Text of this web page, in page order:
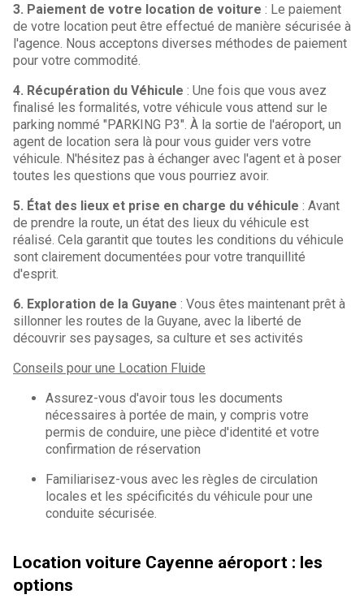
3. Paiement de votre location de voiture : Le paiement
de votre location peut être effectué de manière sécurisée à
l'agence. Nous acceptons diverses méthodes de paiement
pour votre commodité.
4. Récupération du Véhicule : Une fois que vous avez
finalisé les formalités, votre véhicule vous attend sur le
parking nommé "PARKING P3". À la sortie de l'aéroport, un
agent de location sera là pour vous guider vers votre
véhicule. N'hésitez pas à échanger avec l'agent et à poser
toutes les questions que vous pourriez avoir.
5. État des lieux et prise en charge du véhicule : Avant
de prendre la route, un état des lieux du véhicule est
réalisé. Cela garantit que toutes les conditions du véhicule
sont clairement documentées pour votre tranquillité
d'esprit.
6. Exploration de la Guyane : Vous êtes maintenant prêt à
sillonner les routes de la Guyane, avec la liberté de
découvrir ses paysages, sa culture et ses activités
Conseils pour une Location Fluide
Assurez-vous d'avoir tous les documents
nécessaires à portée de main, y compris votre
permis de conduire, une pièce d'identité et votre
confirmation de réservation
Familiarisez-vous avec les règles de circulation
locales et les spécificités du véhicule pour une
conduite sécurisée.
Location voiture Cayenne aéroport : les
options